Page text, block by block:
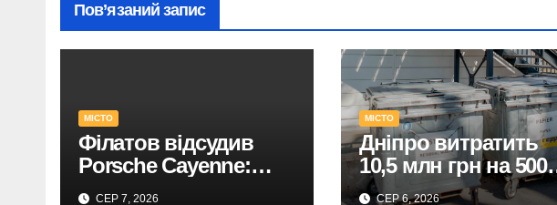
Пов’язаний запис
МІСТО
Філатов відсудив
Porsche Cayenne:
вирок у справі про
СЕР 7, 2026
МІСТО
Дніпро витратить
10,5 млн грн на 500
нових сміттєвих
СЕР 6, 2026